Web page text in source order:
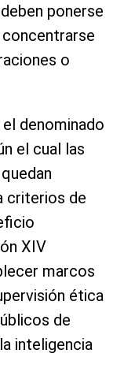
ponerse
o
denominado
el cual las
criterios de
XIV
marcos
ética
de
inteligencia